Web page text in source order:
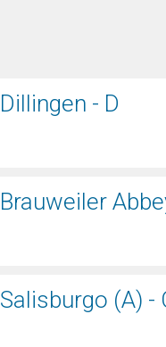
Dillingen - D
Brauweiler
Salisburgo (A) -